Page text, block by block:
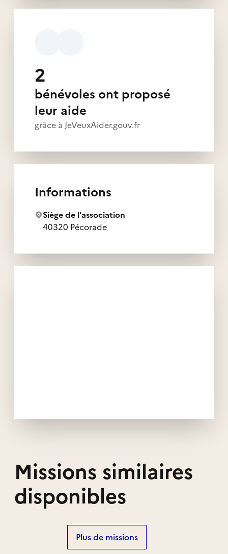
2
bénévoles ont proposé
leur aide
grâce à JeVeuxAider.gouv.fr
Informations
Siège de l'association
40320 Pécorade
Missions similaires
disponibles
Plus de missions